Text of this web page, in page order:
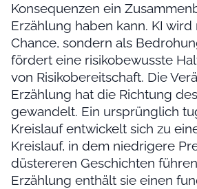
Konsequenzen ein
Erzählung haben kann. KI
Chance, sondern als
fördert eine risikobewusste
von Risikobereitschaft. Die
Erzählung hat die Richtung
gewandelt. Ein ursprünglich
Kreislauf entwickelt sich zu
Kreislauf, in dem niedrigere
düstereren Geschichten
Erzählung enthält sie einen